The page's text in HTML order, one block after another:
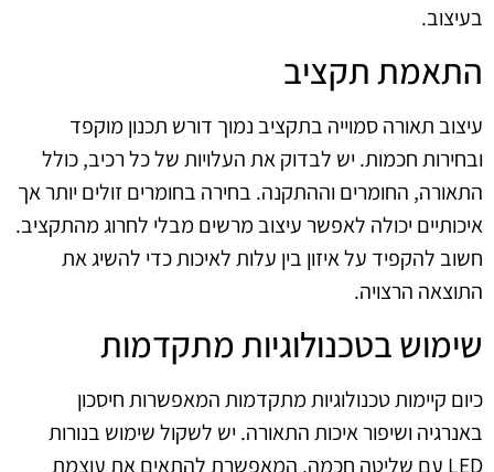
בעיצוב.
התאמת תקציב
עיצוב תאורה סמוייה בתקציב נמוך דורש תכנון מוקפד
ובחירות חכמות. יש לבדוק את העלויות של כל רכיב, כולל
התאורה, החומרים וההתקנה. בחירה בחומרים זולים יותר אך
איכותיים יכולה לאפשר עיצוב מרשים מבלי לחרוג מהתקציב.
חשוב להקפיד על איזון בין עלות לאיכות כדי להשיג את
התוצאה הרצויה.
שימוש בטכנולוגיות מתקדמות
כיום קיימות טכנולוגיות מתקדמות המאפשרות חיסכון
באנרגיה ושיפור איכות התאורה. יש לשקול שימוש בנורות
LED עם שליטה חכמה, המאפשרת להתאים את עוצמת